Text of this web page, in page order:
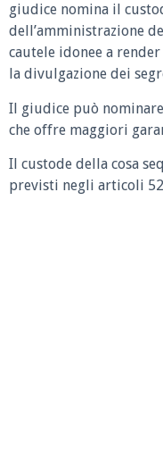
giudice nomina il
dell’amministrazione
cautele idonee a
la divulgazione dei
Il giudice può
che offre maggiori
Il custode della cosa
previsti negli articoli